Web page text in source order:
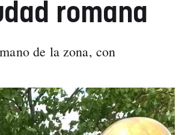
romana
de la zona, con